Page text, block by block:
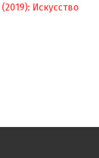
Искусство